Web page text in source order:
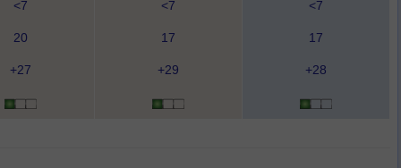
<7 <7 <7
20 17 17
+27 +29 +28